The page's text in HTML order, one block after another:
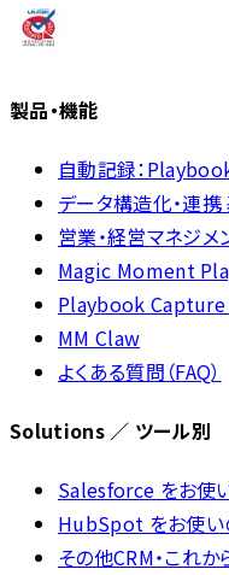
製品・機能
自動記録：
データ構造化・連
営業・経営マネジメ
Magic Moment
Playbook Capture
MM Claw
よくある質問（FAQ）
Solutions ／ ツール別
Salesforce をお使
HubSpot をお使い
その他CRM・これ